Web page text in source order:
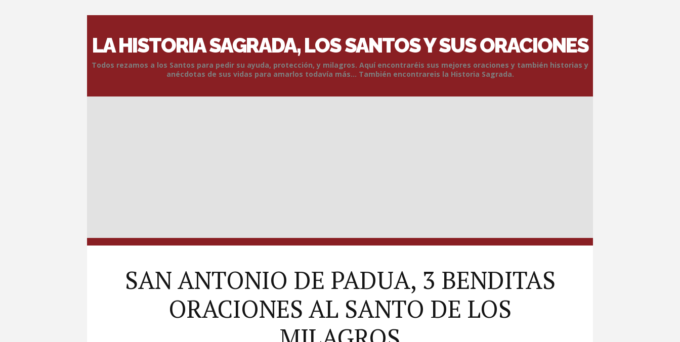
LA HISTORIA SAGRADA, LOS SANTOS Y SUS ORACIONES
Todos rezamos a los Santos para pedir su ayuda, protección, y milagros. Aquí encontraréis sus mejores oraciones y también historias y
anécdotas de sus vidas para amarlos todavía más... También encontrareis la Historia Sagrada.
SAN ANTONIO DE PADUA, 3 BENDITAS
ORACIONES AL SANTO DE LOS